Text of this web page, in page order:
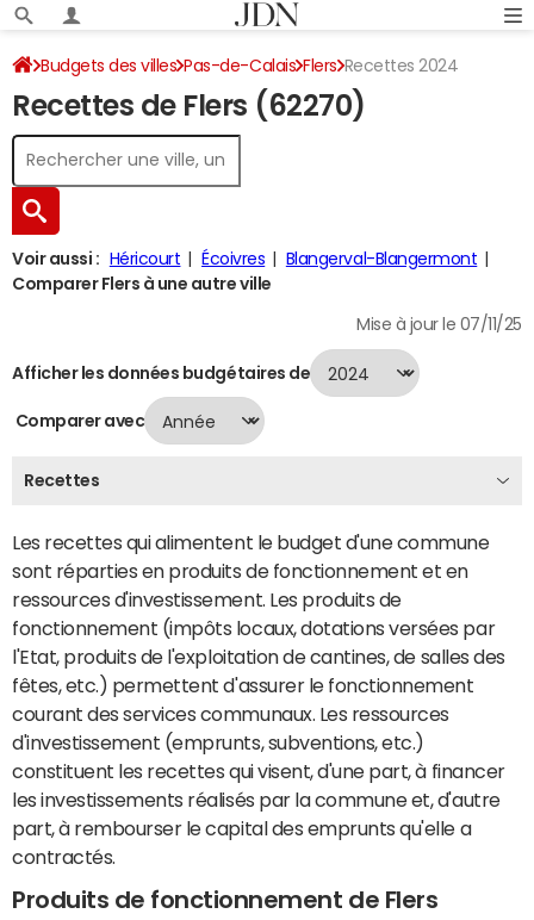
Budgets des villes Pas-de-Calais Flers Recettes 2024
Recettes de Flers (62270)
Voir aussi : Héricourt Écoivres
Blangerval-Blangermont
Comparer Flers à une autre ville
Mise à jour le 07/11/25
Afficher les données budgétaires de
Comparer avec
Recettes
Les recettes qui alimentent le budget d'une commune
sont réparties en produits de fonctionnement et en
ressources d'investissement. Les produits de
fonctionnement (impôts locaux, dotations versées par
l'Etat, produits de l'exploitation de cantines, de salles des
fêtes, etc.) permettent d'assurer le fonctionnement
courant des services communaux. Les ressources
d'investissement (emprunts, subventions, etc.)
constituent les recettes qui visent, d'une part, à financer
les investissements réalisés par la commune et, d'autre
part, à rembourser le capital des emprunts qu'elle a
contractés.
Produits de fonctionnement de Flers